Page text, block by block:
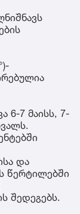
6-7 მაისს, 7-
და
წერტილებში
შედეგებს.